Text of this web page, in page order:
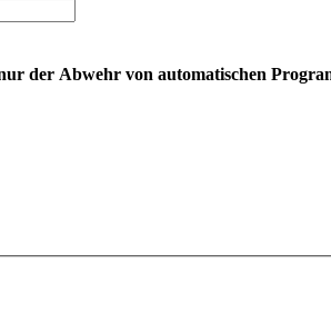
der Abwehr von automatischen